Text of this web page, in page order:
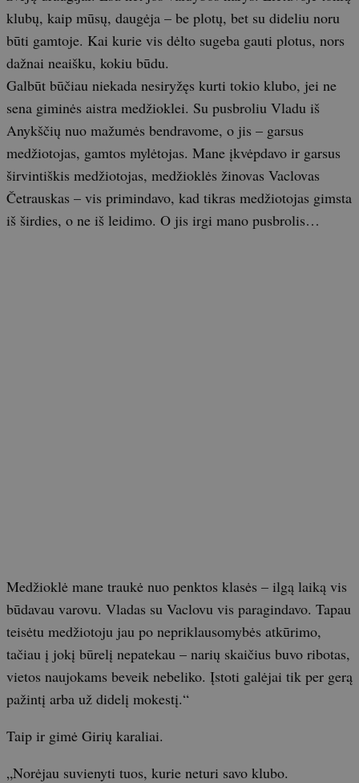
klubų, kaip mūsų, daugėja – be plotų, bet su dideliu noru
būti gamtoje. Kai kurie vis dėlto sugeba gauti plotus, nors
dažnai neaišku, kokiu būdu.
Galbūt būčiau niekada nesiryžęs kurti tokio klubo, jei ne
sena giminės aistra medžioklei. Su pusbroliu Vladu iš
Anykščių nuo mažumės bendravome, o jis – garsus
medžiotojas, gamtos mylėtojas. Mane įkvėpdavo ir garsus
širvintiškis medžiotojas, medžioklės žinovas Vaclovas
Četrauskas – vis primindavo, kad tikras medžiotojas gimsta
iš širdies, o ne iš leidimo. O jis irgi mano pusbrolis…
Medžioklė mane traukė nuo penktos klasės – ilgą laiką vis
būdavau varovu. Vladas su Vaclovu vis paragindavo. Tapau
teisėtu medžiotoju jau po nepriklausomybės atkūrimo,
tačiau į jokį būrelį nepatekau – narių skaičius buvo ribotas,
vietos naujokams beveik nebeliko. Įstoti galėjai tik per gerą
pažintį arba už didelį mokestį.“
Taip ir gimė Girių karaliai.
„Norėjau suvienyti tuos, kurie neturi savo klubo.